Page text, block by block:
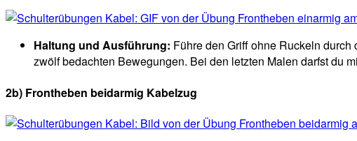
Haltung und Ausführung: Führe den Griff ohne Ruckeln
zwölf bedachten Bewegungen. Bei den letzten Malen darfst du
2b) Frontheben beidarmig Kabelzug